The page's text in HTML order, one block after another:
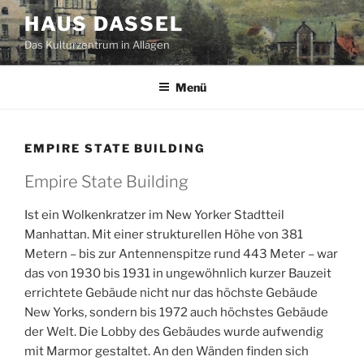
Zum
Inhalt
springen
HAUS DASSEL
Das Kulturzentrum in Allagen
Menü
EMPIRE STATE BUILDING
Empire State Building
Ist ein Wolkenkratzer im New Yorker Stadtteil
Manhattan. Mit einer strukturellen Höhe von 381
Metern – bis zur Antennenspitze rund 443 Meter – war
das von 1930 bis 1931 in ungewöhnlich kurzer Bauzeit
errichtete Gebäude nicht nur das höchste Gebäude
New Yorks, sondern bis 1972 auch höchstes Gebäude
der Welt. Die Lobby des Gebäudes wurde aufwendig
mit Marmor gestaltet. An den Wänden finden sich